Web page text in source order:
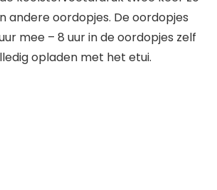
andere oordopjes. De oordopjes
mee – 8 uur in de oordopjes zelf
opladen met het etui.